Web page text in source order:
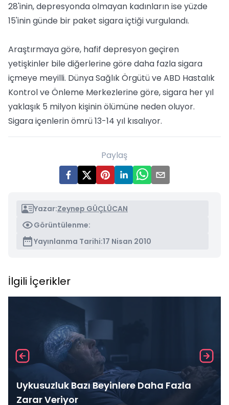
28'inin, depresyonda olmayan kadınların ise yüzde
15'inin günde bir paket sigara içtiği vurgulandı.
Araştırmaya göre, hafif depresyon geçiren
yetişkinler bile diğerlerine göre daha fazla sigara
içmeye meyilli. Dünya Sağlık Örgütü ve ABD Hastalık
Kontrol ve Önleme Merkezlerine göre, sigara her yıl
yaklaşık 5 milyon kişinin ölümüne neden oluyor.
Sigara içenlerin ömrü 13-14 yıl kısalıyor.
Paylaş
Yazar:Zeynep GÜÇLÜCAN
Görüntülenme:
Yayınlanma Tarihi:17 Nisan 2010
İlgili İçerikler
Uykusuzluk Bazı Beyinlere Daha Fazla
Zarar Veriyor